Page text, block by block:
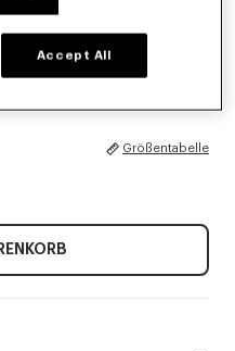
Größentabelle
Accept All